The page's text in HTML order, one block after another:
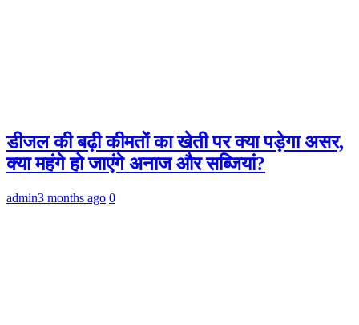
डीजल की बढ़ी कीमतों का खेती पर क्या पड़ेगा असर,
क्या महंगे हो जाएंगे अनाज और सब्जियां?
admin3 months ago 0